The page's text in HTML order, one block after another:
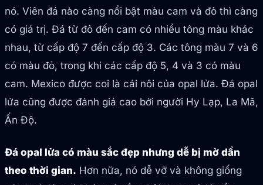
nó. Viên đá nào càng nổi bật màu cam và đỏ thì càng
có giá trị. Đá từ đỏ đến cam có nhiều tông màu khác
nhau, từ cấp độ 7 đến cấp độ 3. Các tông màu 7 và 6
có màu đỏ, trong khi các cấp độ 5, 4 và 3 có màu
cam. Mexico được coi là cái nôi của opal lửa. Đá opal
lửa cũng được đánh giá cao bởi người Hy Lạp, La Mã,
Ấn Độ.
Đá opal lửa có màu sắc đẹp nhưng dễ bị mờ dần
theo thời gian. Hơn nữa, nó dễ vỡ và không giống